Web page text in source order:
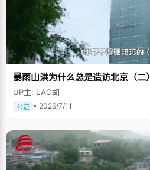
暴雨山洪为什么总是造访北京（二）
UP主: LAO胡
公益 • 2026/7/11